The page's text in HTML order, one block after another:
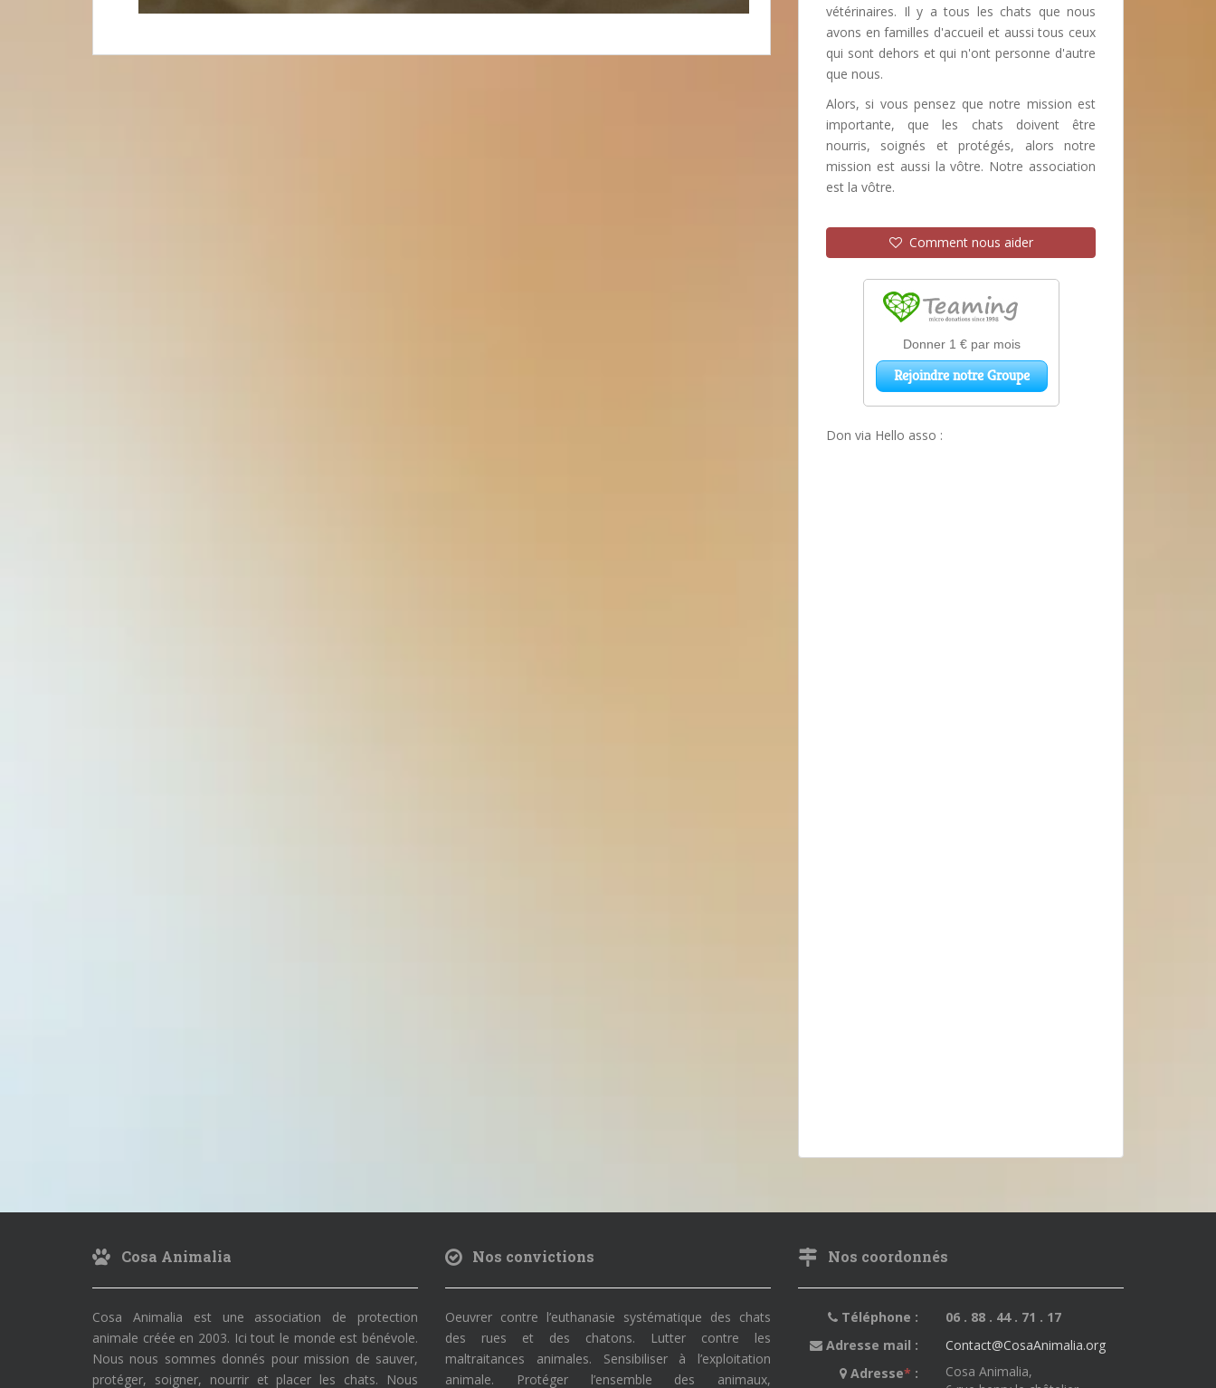
vétérinaires. Il y a tous les chats que nous
avons en familles d'accueil et aussi tous ceux
qui sont dehors et qui n'ont personne d'autre
que nous.
Alors, si vous pensez que notre mission est
importante, que les chats doivent être
nourris, soignés et protégés, alors notre
mission est aussi la vôtre. Notre association
est la vôtre.
Comment nous aider
Don via Hello asso :
Cosa Animalia
Cosa Animalia est une association de protection
animale créée en 2003. Ici tout le monde est bénévole.
Nous nous sommes donnés pour mission de sauver,
protéger, soigner, nourrir et placer les chats. Nous
Nos convictions
Oeuvrer contre l’euthanasie systématique des chats
des rues et des chatons. Lutter contre les
maltraitances animales. Sensibiliser à l’exploitation
animale. Protéger l’ensemble des animaux,
Nos coordonnés
Téléphone :
06 . 88 . 44 . 71 . 17
Adresse mail :
Contact@CosaAnimalia.org
Adresse* :
Cosa Animalia,